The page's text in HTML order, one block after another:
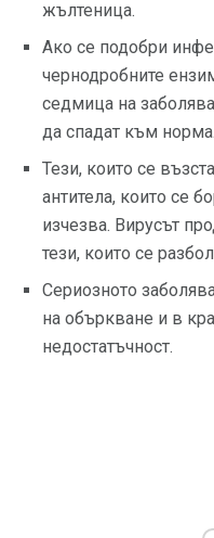
жълтеница.
Ако се подобри
чернодробните
седмица на
да спадат към
Тези, които се
антитела, които се
изчезва. Вирусът
тези, които се
Сериозното
на объркване и в
недостатъчност.